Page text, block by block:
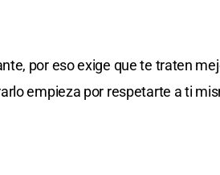
por eso exige que te traten
empieza por respetarte a ti